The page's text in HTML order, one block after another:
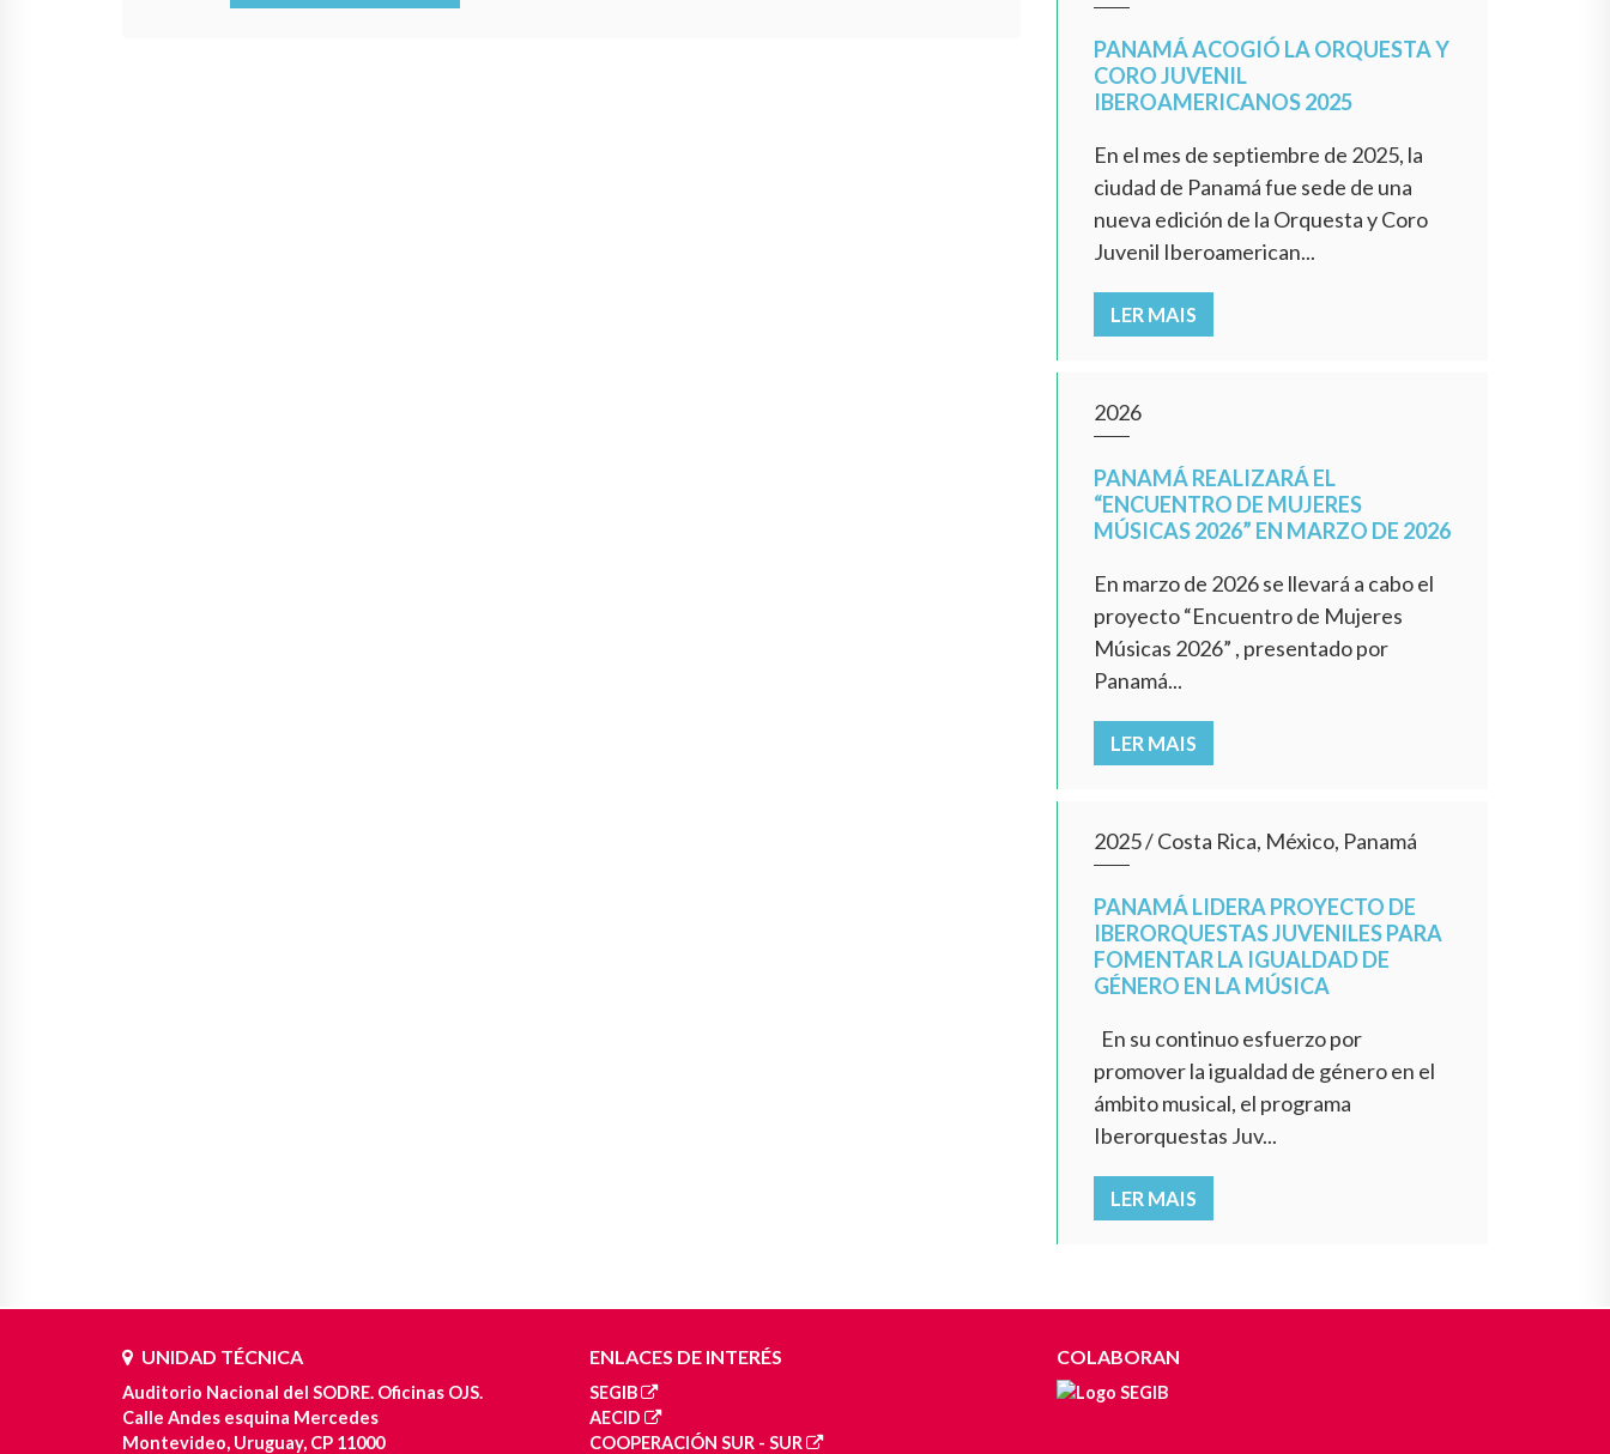
PANAMÁ ACOGIÓ LA ORQUESTA Y
CORO JUVENIL
IBEROAMERICANOS 2025
En el mes de septiembre de 2025, la
ciudad de Panamá fue sede de una
nueva edición de la Orquesta y Coro
Juvenil Iberoamerican...
LER MAIS
2026
PANAMÁ REALIZARÁ EL
“ENCUENTRO DE MUJERES
MÚSICAS 2026” EN MARZO DE 2026
En marzo de 2026 se llevará a cabo el
proyecto “Encuentro de Mujeres
Músicas 2026” , presentado por
Panamá...
LER MAIS
2025/Costa Rica, México, Panamá
PANAMÁ LIDERA PROYECTO DE
IBERORQUESTAS JUVENILES PARA
FOMENTAR LA IGUALDAD DE
GÉNERO EN LA MÚSICA
En su continuo esfuerzo por
promover la igualdad de género en el
ámbito musical, el programa
Iberorquestas Juv...
LER MAIS
UNIDAD TÉCNICA
Auditorio Nacional del SODRE. Oficinas OJS.
Calle Andes esquina Mercedes
Montevideo, Uruguay, CP 11000
ENLACES DE INTERÉS
SEGIB
AECID
COOPERACIÓN SUR - SUR
COLABORAN